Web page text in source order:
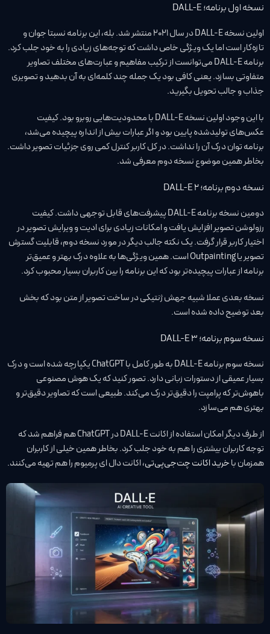
نسخه اول برنامه؛ DALL-E
اولین نسخه DALL-E در سال 2021 منتشر شد. بله، این برنامه نسبتا جوان و
تازه‌کار است اما یک ویژگی خاص داشت که توجه‌های زیادی را به خود جلب کرد.
برنامه DALL-E می‌توانست از ترکیب مفاهیم و عبارت‌های مختلف تصاویر
متفاوتی بسازد. یعنی کافی بود یک جمله چند کلمه‌ای به آن بدهید و تصویری
جذاب و جالب تحویل بگیرید.
با این وجود اولین نسخه DALL-E با محدودیت‌هایی روبرو بود. کیفیت
عکس‌های تولید‌شده پایین بود و اگر عبارات بیش از انداره پیچیده می‌شد،
برنامه توان درک آن را نداشت. در کل کاربر کنترل کمی روی جزئیات تصویر داشت.
بخاطر همین موضوع نسخه دوم معرفی شد.
نسخه دوم برنامه؛ DALL-E 2
دومین نسخه برنامه DALL-E پیشرفت‌های قابل توجهی داشت. کیفیت
رزولوشن تصویر افزایش یافت و امکانات زیادی برای ادیت و ویرایش تصویر در
اختیار کاربر قرار گرفت. یک نکته جالب دیگر در مورد نسخه دوم، قابلیت گسترش
تصویر یا Outpainting است. همین ویژگی‌ها به علاوه درک بهتر و عمیق‌تر
برنامه از عبارات پیچیده‌تر بود که این برنامه را بین کاربران بسیار محبوب کرد.
نسخه بعدی عملا شبیه جهش ژنتیکی در ساخت تصویر از متن بود که بخش
بعد توضیح داده شده است.
نسخه سوم برنامه؛ DALL-E 3
نسخه سوم برنامه DALL-E به طور کامل با ChatGPT یکپارچه شده است و درک
بسیار عمیقی از دستورات زبانی دارد. تصور کنید که یک هوش مصنوعی
باهوش‌تر که پرامپت را دقیق‌تر درک می‌کند. طبیعی است که تصاویر دقیق‌تر و
بهتری هم می‌سازد.
از طرف دیگر امکان استفاده از اکانت DALL-E در ChatGPT هم فراهم شد که
توجه کاربران بیشتری را هم به خود جلب کرد. بخاطر همین خیلی از کاربران
همزمان باخرید اکانت چت‌جی‌پی‌تی، اکانت دال ای پرمیوم را هم تهیه می‌کنند.